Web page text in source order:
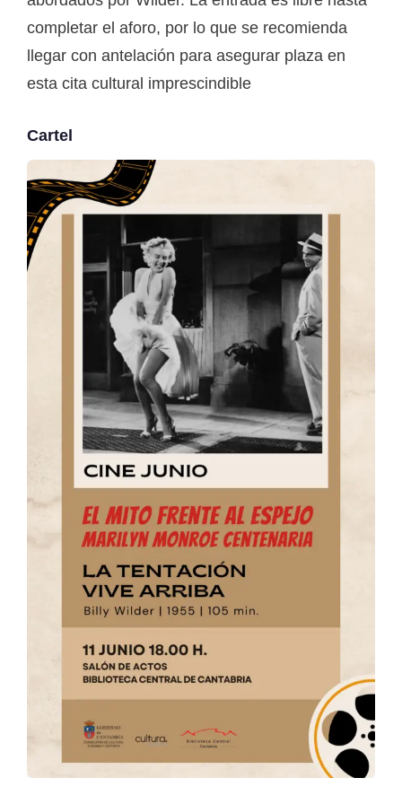
completar el aforo, por lo que se recomienda
llegar con antelación para asegurar plaza en
esta cita cultural imprescindible
Cartel